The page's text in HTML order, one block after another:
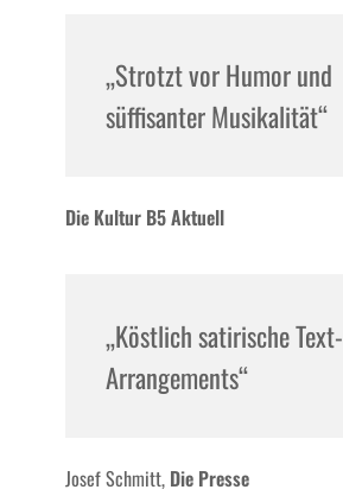
„Strotzt vor Humor und
süffisanter Musikalität“
Die Kultur B5 Aktuell
„Köstlich satirische Text-
Arrangements“
Josef Schmitt, Die Presse